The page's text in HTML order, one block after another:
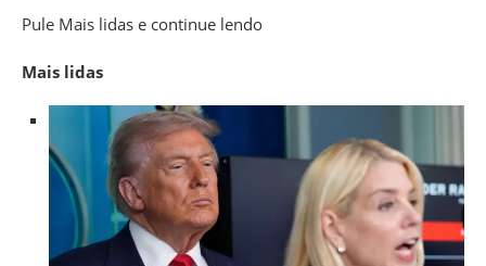
Pule Mais lidas e continue lendo
Mais lidas